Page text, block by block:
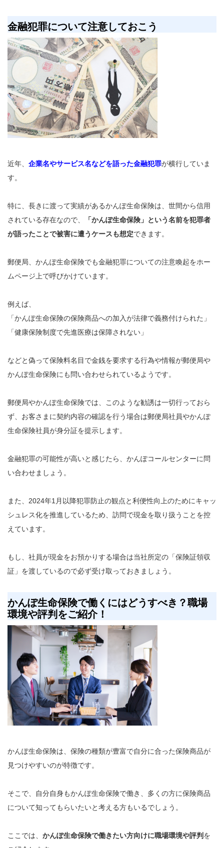
金融犯罪について注意しておこう
近年、 企業名やサービス名などを語った金融犯罪が横行していま
す。
特に、長きに渡って実績があるかんぽ生命保険は、世間から信用
されている存在なので、
「かんぽ生命保険」という名前を犯罪者
が語ったことで被害に遭うケースも想定できます。
郵便局、かんぽ生命保険でも金融犯罪についての注意喚起をホー
ムページ上で呼びかけています。
例えば、
「かんぽ生命保険の保険商品への加入が法律で義務付けられた」
「健康保険制度で先進医療は保障されない」
などと偽って保険料名目で金銭を要求する行為や情報が郵便局や
かんぽ生命保険にも問い合わせられているようです。
郵便局やかんぽ生命保険では、このような勧誘は一切行っておら
ず、お客さまに契約内容の確認を行う場合は郵便局社員やかんぽ
生命保険社員が身分証を提示します。
金融犯罪の可能性が高いと感じたら、かんぽコールセンターに問
い合わせましょう。
また、2024年1月以降犯罪防止の観点と利便性向上のためにキャッ
シュレス化を推進しているため、訪問で現金を取り扱うことを控
えています。
もし、社員が現金をお預かりする場合は当社所定の「保険証領収
証」を渡しているので必ず受け取っておきましょう。
かんぽ生命保険で働くにはどうすべき？職場
環境や評判をご紹介！
かんぽ生命保険は、保険の種類が豊富で自分に合った保険商品が
見つけやすいのが特徴です。
そこで、自分自身もかんぽ生命保険で働き、多くの方に保険商品
について知ってもらいたいと考える方もいるでしょう。
ここでは、 かんぽ生命保険で働きたい方向けに職場環境や評判 を